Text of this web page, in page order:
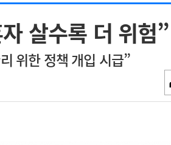
내
~2026-08-15
~2026-08-31
채용시까지
살수록 더 위험”
위한 정책 개입 시급”